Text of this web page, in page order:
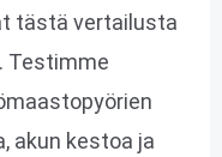
tästä vertailusta
Testimme
akun kestoa ja